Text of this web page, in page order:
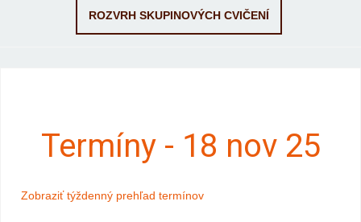
ROZVRH SKUPINOVÝCH CVIČENÍ
Termíny - 18 nov 25
Zobraziť týždenný prehľad termínov